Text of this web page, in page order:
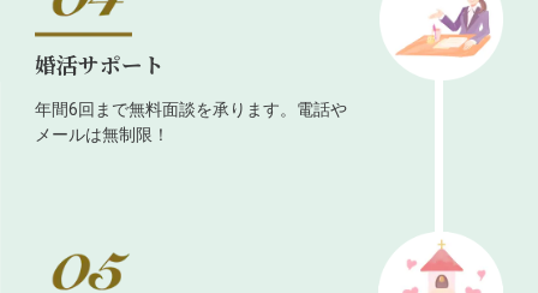
婚活サポート
年間6回まで無料面談を承ります。電話や
メールは無制限！